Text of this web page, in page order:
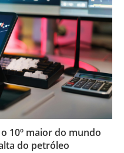
10º maior do mundo
do petróleo